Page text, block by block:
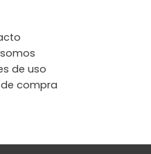
de uso
compra